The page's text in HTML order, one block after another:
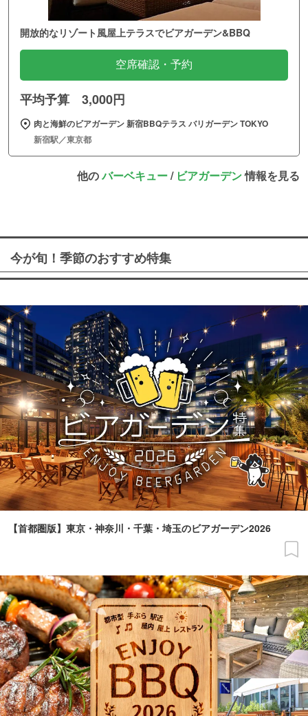
開放的なリゾート風屋上テラスでビアガーデン&BBQ
空席確認・予約
平均予算 3,000円
肉と海鮮のビアガーデン 新宿BBQテラス バリガーデン TOKYO
新宿駅／東京都
他のバーベキュー/ ビアガーデン情報を見る
今が旬！季節のおすすめ特集
【首都圏版】東京・神奈川・千葉・埼玉のビアガーデン2026